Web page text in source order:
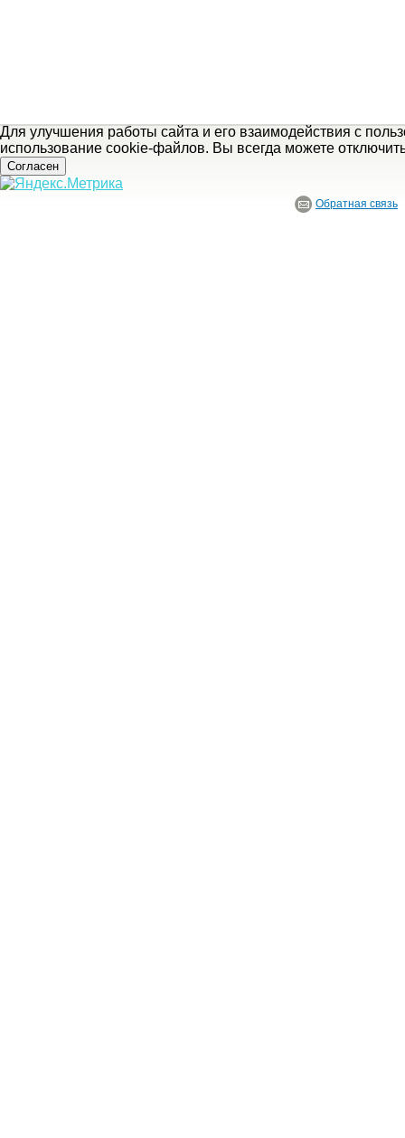
Для улучшения работы сайта и его взаимодействия с
использование cookie-файлов. Вы всегда можете
Согласен
Обратная связь